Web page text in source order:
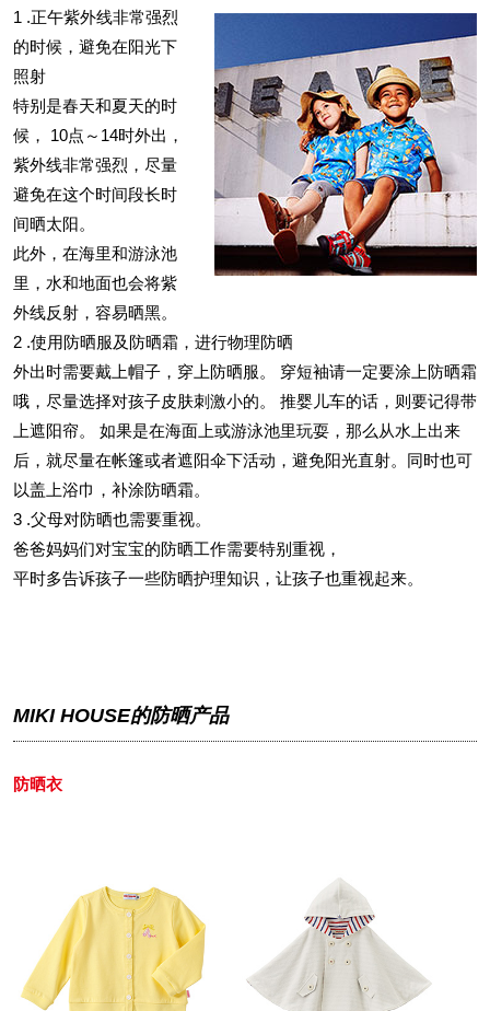
1 .正午紫外线非常强烈
的时候，避免在阳光下
照射
特别是春天和夏天的时
候， 10点～14时外出，
紫外线非常强烈，尽量
避免在这个时间段长时
间晒太阳。
此外，在海里和游泳池
里，水和地面也会将紫
外线反射，容易晒黑。
2 .使用防晒服及防晒霜，进行物理防晒
外出时需要戴上帽子，穿上防晒服。 穿短袖请一定要涂上防晒霜
哦，尽量选择对孩子皮肤刺激小的。 推婴儿车的话，则要记得带
上遮阳帘。 如果是在海面上或游泳池里玩耍，那么从水上出来
后，就尽量在帐篷或者遮阳伞下活动，避免阳光直射。同时也可
以盖上浴巾，补涂防晒霜。
3 .父母对防晒也需要重视。
爸爸妈妈们对宝宝的防晒工作需要特别重视，
平时多告诉孩子一些防晒护理知识，让孩子也重视起来。
MIKI HOUSE的防晒产品
防晒衣